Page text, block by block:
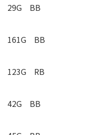
29G BB
161G BB
123G RB
42G BB